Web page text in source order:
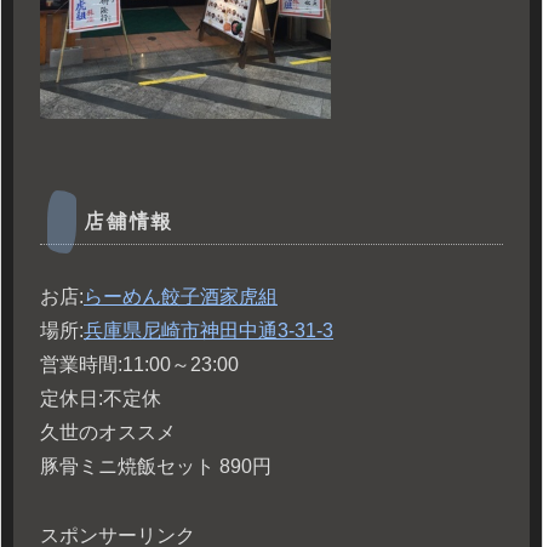
店舗情報
お店:らーめん餃子酒家虎組
場所:兵庫県尼崎市神田中通3-31-3
営業時間:11:00～23:00
定休日:不定休
久世のオススメ
豚骨ミニ焼飯セット 890円
スポンサーリンク